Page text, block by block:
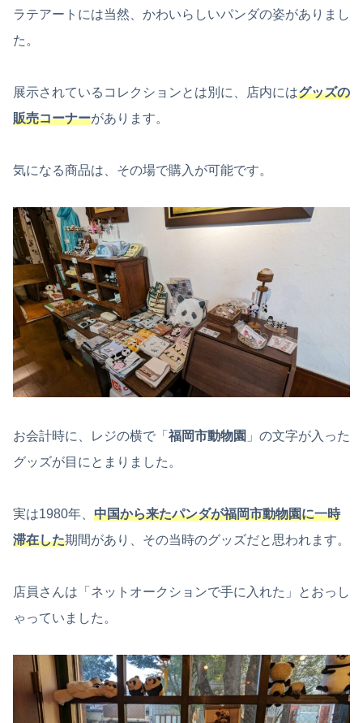
ラテアートには当然、かわいらしいパンダの姿がありまし
た。
展示されているコレクションとは別に、店内にはグッズの
販売コーナーがあります。
気になる商品は、その場で購入が可能です。
お会計時に、レジの横で「 福岡市動物園 」の文字が入った
グッズが目にとまりました。
実は1980年、 中国から来たパンダが福岡市動物園に一時
滞在した期間があり、その当時のグッズだと思われます。
店員さんは「ネットオークションで手に入れた」とおっし
ゃっていました。